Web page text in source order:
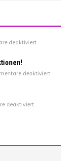
deaktiviert
deaktiviert
deaktiviert